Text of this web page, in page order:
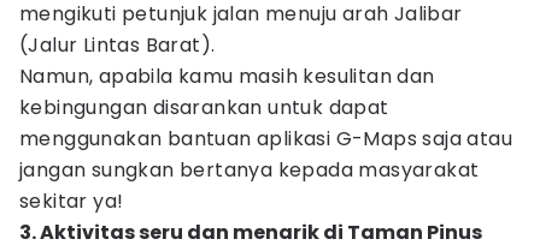
mengikuti petunjuk jalan menuju arah Jalibar
(Jalur Lintas Barat).
Namun, apabila kamu masih kesulitan dan
kebingungan disarankan untuk dapat
menggunakan bantuan aplikasi G-Maps saja atau
jangan sungkan bertanya kepada masyarakat
sekitar ya!
3. Aktivitas seru dan menarik di Taman Pinus